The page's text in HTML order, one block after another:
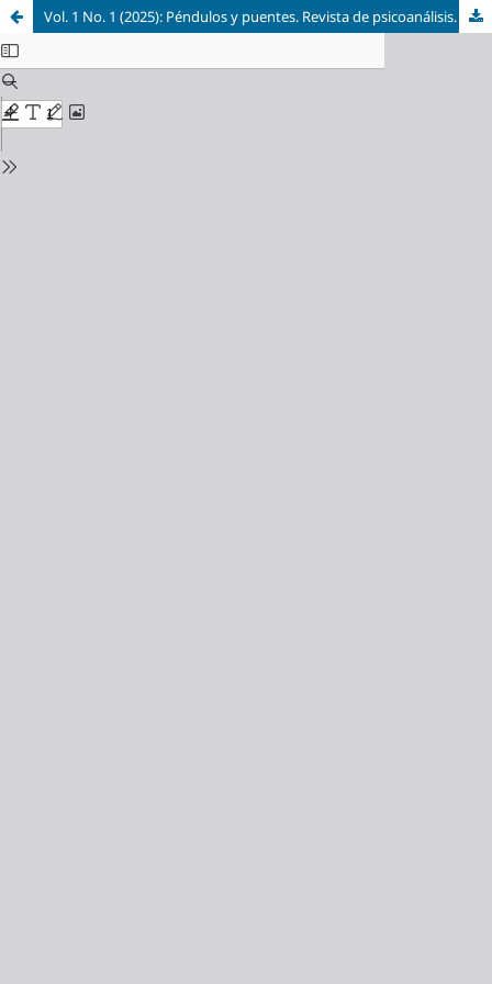
Vol. 1 No. 1 (2025): Péndulos y puentes. Revista de psicoanálisis.